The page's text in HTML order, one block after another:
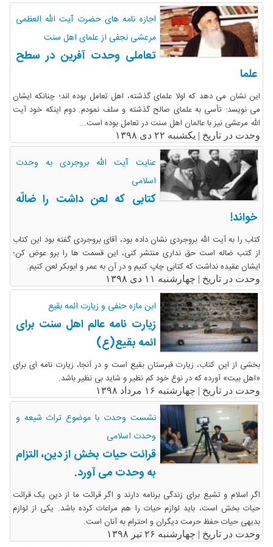
اجازه نامه های حضرت آیت الله العظمی
مرعشی نجفی از علمای اهل سنت
تعاملی وحدت آفرین در سطح
علما
این نشان می دهد که اولا علمای گذشته، اهل تعامل بوده اند؛ چنانکه ایشان
می نویسد: تأسی به علمای صالح گذشته و سلف نمودم. دوم اینکه خود آیت
الله مرعشی نیز با عالمان اهل سنت در تعامل بوده است...
وحدت در تاریخ | یکشنبه ۲۲ دی ۱۳۹۸
عنایت آیت الله بروجردی به وحدت
اسلامی
کتابی که لعن داشت را ضالّه
خواند!
کتاب را به آیت الله بروجردی نشان داده بود، آقای بروجردی گفته بود این کتاب
از کتب ضاله است حق نداری منتشر کنی، این قسمت ها را برو عوض کن؛
ایشان عقیده نداشت که کتابی چاپ کنیم و در آن به عمر و ابوبکر لعن کنیم.
وحدت در تاریخ | چهارشنبه ۱۱ دی ۱۳۹۸
ابن مازه حنفی و زیارت ائمه بقیع
زیارت نامه عالم اهل سنت برای
ائمه بقیع(ع)
بخشی از این کتاب، زیارت قبرستان بقیع است و در آنجا، زیارت نامه ای برای
«اهل بیت» آورده که در نوع خود کم نظیر و شاید بی نظیر باشد.
وحدت در تاریخ | چهارشنبه ۱۶ مرداد ۱۳۹۸
نشست وحدت با موضوع تراث شیعه و
وحدت اسلامی
قرائت حیات بخش از دین، التزام
به وحدت می آورد.
اگر اسلام و تشیع برای زندگی برنامه دارند و اگر قرائت ما از دین یک قرائت
حیات بخش است، باید لوازم حیات را هم مراعات کرده باشد. یکی از لوازم
بدیهی حیات حفظ حرمت دیگران و احترام به آنان است.
وحدت در تاریخ | چهارشنبه ۲۶ تیر ۱۳۹۸